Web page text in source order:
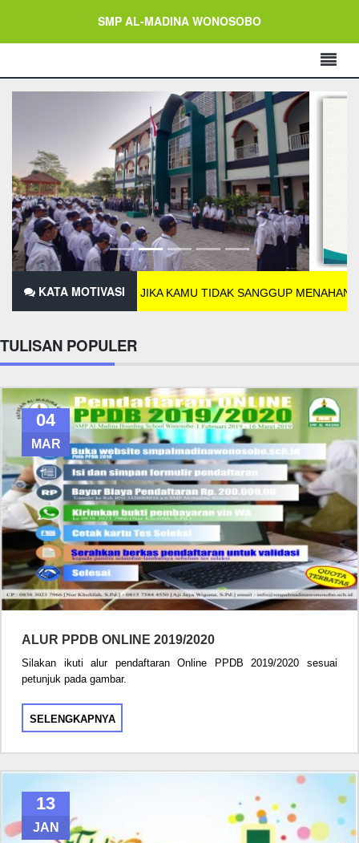
SMP AL-MADINA WONOSOBO
KATA MOTIVASI
JIKA KAMU TIDAK SANGGUP MENAHAN LELAHNYA
TULISAN POPULER
04
MAR
ALUR PPDB ONLINE 2019/2020
Silakan ikuti alur pendaftaran Online PPDB 2019/2020 sesuai
petunjuk pada gambar.
SELENGKAPNYA
13
JAN